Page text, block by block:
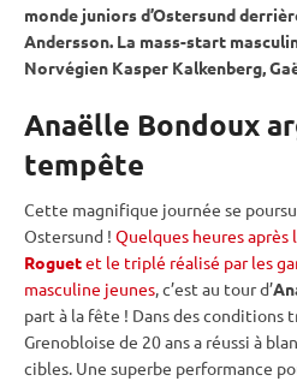
monde juniors d’Ostersund
Andersson. La mass-start
Norvégien Kasper Kalkenberg,
Anaëlle Bondoux
tempête
Cette magnifique journée se
Ostersund ! Quelques heures après
Roguetet le triplé réalisé par les
masculine jeunes, c’est au tour d’
part à la fête ! Dans des conditions
Grenobloise de 20 ans a réussi à
cibles. Une superbe performance